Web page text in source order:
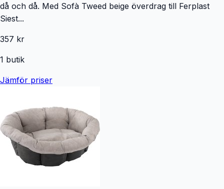
då och då. Med Sofà Tweed beige överdrag till Ferplast
Siest...
357 kr
1 butik
Jämför priser